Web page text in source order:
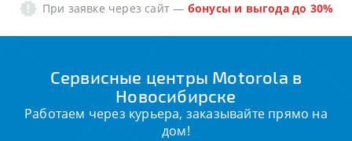
При заявке через сайт — бонусы и выгода до 30%
Сервисные центры Motorola в
Новосибирске
Работаем через курьера, заказывайте прямо на
дом!